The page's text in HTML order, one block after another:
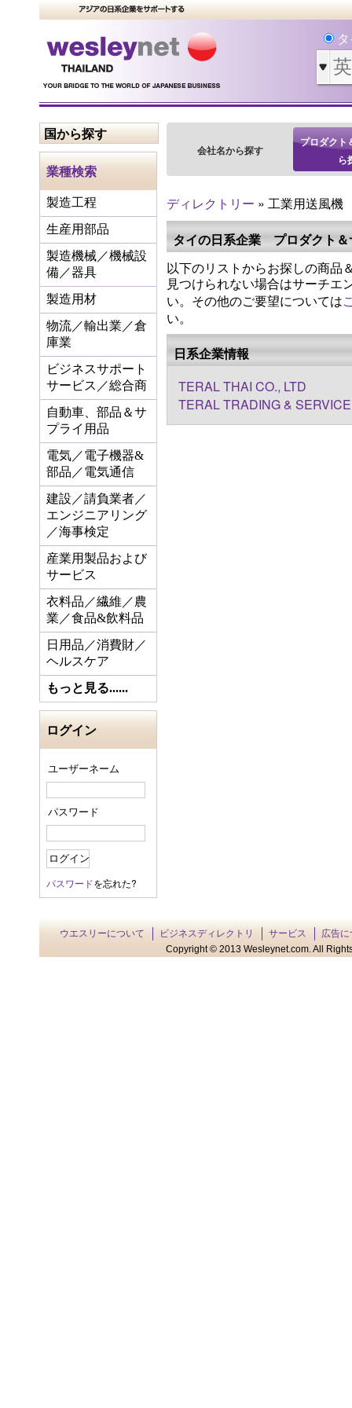
国から探す
業種検索
製造工程
生産用部品
製造機械／機械設
備／器具
製造用材
物流／輸出業／倉
庫業
ビジネスサポート
サービス／総合商
自動車、部品＆サ
プライ用品
電気／電子機器&
部品／電気通信
建設／請負業者／
エンジニアリング
／海事検定
産業用製品および
サービス
衣料品／繊維／農
業／食品&飲料品
日用品／消費財／
ヘルスケア
もっと見る......
ログイン
ユーザーネーム
パスワード
パスワードを忘れた?
会社名から探す
プロダクト
ら
ディレクトリー » 工業用送風機
タイの日系企業 プロダクト＆
以下のリストからお探しの商品
見つけられない場合はサーチエ
い。その他のご要望については
い。
日系企業情報
TERAL THAI CO., LTD
TERAL TRADING &
ウエスリーについて ビジネスディレクトリ サービス
広告に
Copyright © 2013 Wesleynet.com. All